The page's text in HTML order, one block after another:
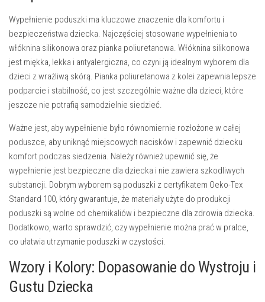
Wypełnienie poduszki ma kluczowe znaczenie dla komfortu i
bezpieczeństwa dziecka. Najczęściej stosowane wypełnienia to
włóknina silikonowa oraz pianka poliuretanowa. Włóknina silikonowa
jest miękka, lekka i antyalergiczna, co czyni ją idealnym wyborem dla
dzieci z wrażliwą skórą. Pianka poliuretanowa z kolei zapewnia lepsze
podparcie i stabilność, co jest szczególnie ważne dla dzieci, które
jeszcze nie potrafią samodzielnie siedzieć.
Ważne jest, aby wypełnienie było równomiernie rozłożone w całej
poduszce, aby uniknąć miejscowych nacisków i zapewnić dziecku
komfort podczas siedzenia. Należy również upewnić się, że
wypełnienie jest bezpieczne dla dziecka i nie zawiera szkodliwych
substancji. Dobrym wyborem są poduszki z certyfikatem Oeko-Tex
Standard 100, który gwarantuje, że materiały użyte do produkcji
poduszki są wolne od chemikaliów i bezpieczne dla zdrowia dziecka.
Dodatkowo, warto sprawdzić, czy wypełnienie można prać w pralce,
co ułatwia utrzymanie poduszki w czystości.
Wzory i Kolory: Dopasowanie do Wystroju i
Gustu Dziecka